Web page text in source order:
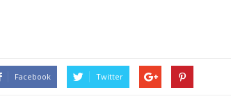
Facebook Twitter